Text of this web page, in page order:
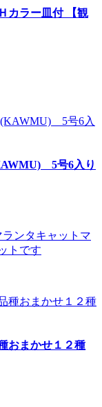
カラー皿付 【観
5号6入り
ンタキャットマ
トです
おまかせ１２種